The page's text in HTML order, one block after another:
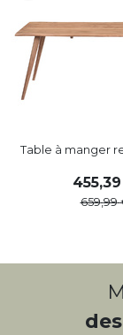
Table à manger
455,39
659,99